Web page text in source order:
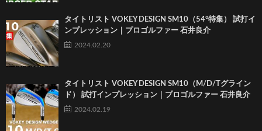
タイトリスト VOKEY DESIGN SM10（54°特集） 試打イ
ンプレッション｜プロゴルファー 石井良介
2024.02.20
タイトリスト VOKEY DESIGN SM10（M/D/Tグライン
ド） 試打インプレッション｜プロゴルファー 石井良介
2024.02.19